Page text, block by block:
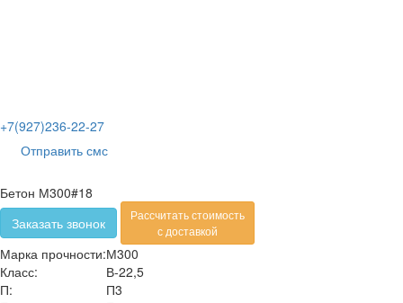
+7(927)236-22-27
Отправить смс
Бетон М300#18
Заказать звонок
Рассчитать стоимость
с доставкой
Марка прочности:М300
Класс:
В-22,5
П:
П3